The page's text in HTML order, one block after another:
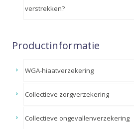
verstrekken?
Productinformatie
WGA-hiaatverzekering
Collectieve zorgverzekering
Collectieve ongevallenverzekering